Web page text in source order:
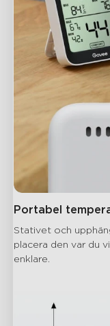
Portabel
Stativet och
placera den var du
enklare.